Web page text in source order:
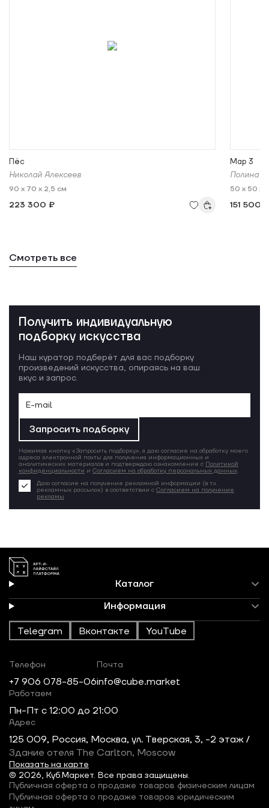
Пёс
Николай Алексеев
90 x 70 x 2,5 см
223 300 ₽
Map 3
Полина
50 x 50 x
151 500
Смотреть все
Получить индивидуальную
подборку искусства
Наш куратор подберёт для вас подборку
произведений искусства, опираясь на ваш
вкус и запрос.
Запросить подборку
Нажимая кнопку «Запросить подборку», я даю согласие на обработку моего
адреса электронной почты для получения информационных и
аналитических материалов и подтверждаю ознакомление с Политикой
конфиденциальности и Согласием на обработку персональных данных.
Даю согласие на получение рекламной информации (в т.ч.
рекламных рассылок) в соответствии с Согласием на получение
рекламы
Каталог
Информация
Telegram Вконтакте YouTube
© 2026, Куб.Маркет. Все права защищены.
Телефон
+7 906 078-85-06
Почта
info@cube.market
Работаем
Пн-Пт c 12:00 до 21:00
Адрес
125 009, Россия, Москва, ул. Тверская, 3, -2 этаж /
Здание отеля The Carlton, Moscow
Показать на карте
Публичная оферта о продаже товаров физическим лицам
Публичная оферта о продаже товаров юридическим